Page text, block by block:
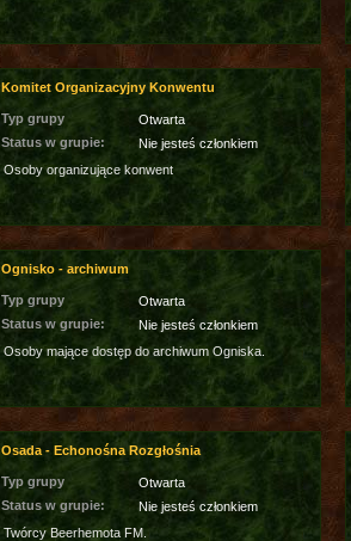
Komitet Organizacyjny Konwentu
Typ grupy
Otwarta
Status w grupie:
Nie jesteś członkiem
Osoby organizujące konwent
Ognisko - archiwum
Typ grupy
Otwarta
Status w grupie:
Nie jesteś członkiem
Osoby mające dostęp do archiwum Ogniska.
Osada - Echonośna Rozgłośnia
Typ grupy
Otwarta
Status w grupie:
Nie jesteś członkiem
Twórcy Beerhemota FM.